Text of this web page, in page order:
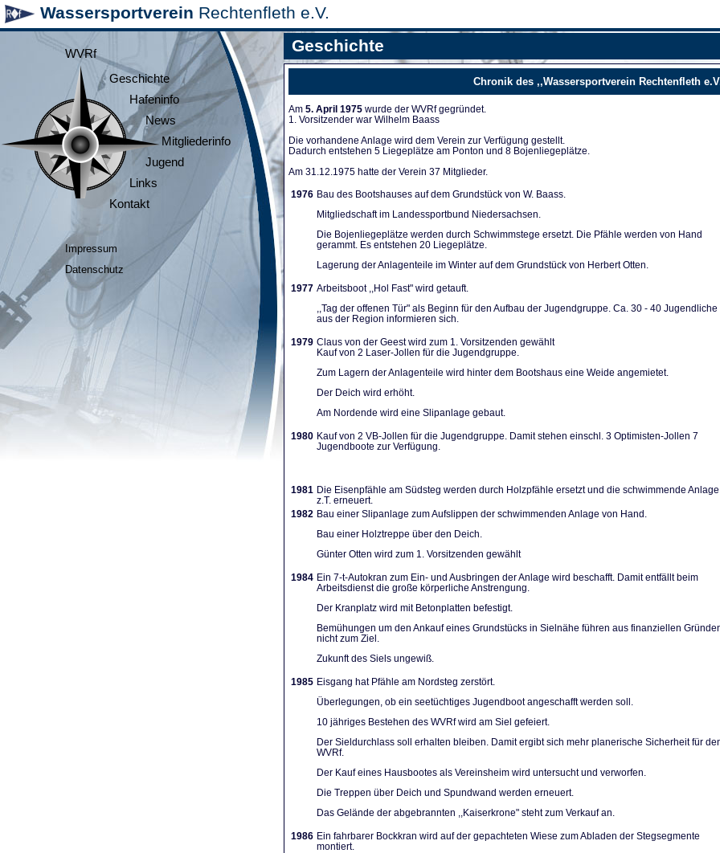
Wassersportverein Rechtenfleth e.V.
WVRf
Geschichte
Hafeninfo
News
Mitgliederinfo
Jugend
Links
Kontakt
Impressum
Datenschutz
Geschichte
Chronik des ,,Wassersportverein Rechtenfleth
Am 5. April 1975 wurde der WVRf gegründet.
1. Vorsitzender war Wilhelm Baass
Die vorhandene Anla­ge wird dem Verein zur Verfügung ge­stellt.
Dadurch entstehen 5 Liegeplät­ze am Ponton und 8 Bojenliegeplätze.
Am 31.12.1975 hatte der Verein 37 Mitglieder.
1976 Bau des Bootshauses auf dem Grundstück von W. Baass.
Mitgliedschaft im Landes­sportbund Niedersachsen.
Die Bojenliegeplätze werden durch Schwimmstege ersetzt. Die Pfähle werden von Hand
gerammt. Es entstehen 20 Lie­geplätze.
Lagerung der Anlagenteile im Winter auf dem Grundstück von Herbert Otten.
1977 Arbeitsboot ,,Hol Fast" wird getauft.
,,Tag der offenen Tür" als Be­ginn für den Aufbau der Jugendgruppe. Ca. 30 - 40 Ju­gendliche
aus der Region infor­mieren sich.
1979 Claus von der Geest wird zum 1. Vorsitzenden gewählt
Kauf von 2 Laser-Jollen für die Jugendgruppe.
Zum Lagern der Anlagentei­le wird hinter dem Bootshaus eine Weide angemietet.
Der Deich wird erhöht.
Am Nordende wird eine Slip­anlage gebaut.
1980 Kauf von 2 VB-Jollen für die Jugendgruppe. Damit stehen einschl. 3 Optimi­sten-Jollen 7
Jugendboote zur Verfügung.
1981 Die Eisenpfähle am Südsteg werden durch Holzpfähle ersetzt und die schwimmende Anlage
z.T. erneuert.
1982 Bau einer Slipanlage zum Aufslippen der schwimmenden Anlage von Hand.
Bau einer Holztreppe über den Deich.
Günter Otten wird zum 1. Vorsitzenden gewählt
1984 Ein 7-t-Autokran zum Ein- und Ausbringen der Anlage wird beschafft. Damit entfällt beim
Arbeits­dienst die große körperliche Anstrengung.
Der Kranplatz wird mit Be­tonplatten befestigt.
Bemühungen um den Ankauf eines Grundstücks in Sielnähe führen aus finanziellen
nicht zum Ziel.
Zukunft des Siels ungewiß.
1985 Eisgang hat Pfähle am Nordsteg zerstört.
Überlegungen, ob ein see­tüchtiges Jugendboot ange­schafft werden soll.
10 jähriges Bestehen des WVRf wird am Siel gefeiert.
Der Sieldurchlass soll erhal­ten bleiben. Damit ergibt sich mehr planerische Sicherheit für
WVRf.
Der Kauf eines Hausbootes als Vereinsheim wird unter­sucht und verworfen.
Die Treppen über Deich und Spundwand werden erneuert.
Das Gelände der abgebrann­ten ,,Kaiserkrone" steht zum Verkauf an.
1986 Ein fahrbarer Bockkran wird auf der gepachteten Wiese zum Abladen der Stegsegmente
montiert.